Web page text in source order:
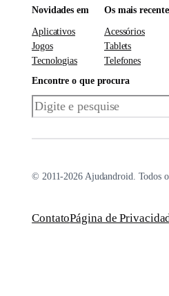
Novidades em
Aplicativos
Jogos
Tecnologias
Os mais
Acessórios
Tablets
Telefones
Encontre o que procura
Pesquisar
© 2011-2026 Ajudandroid. Todos
ContatoPágina de